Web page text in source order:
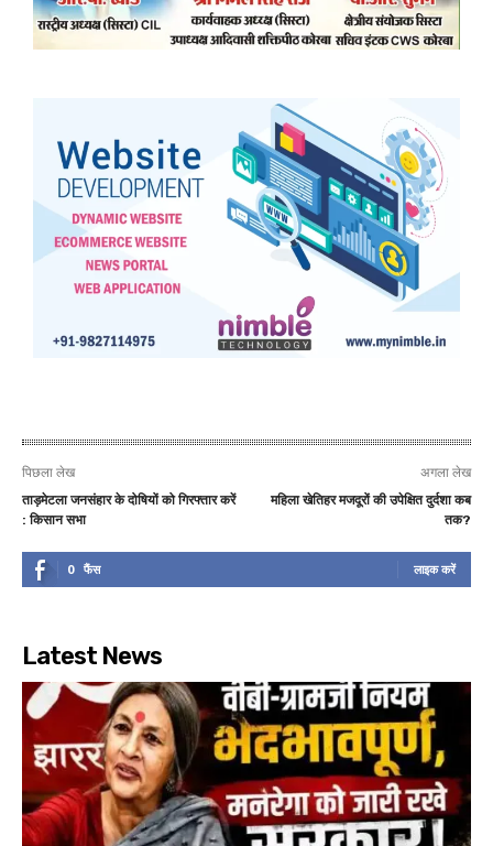
पिछला लेख
ताड़मेटला जनसंहार के दोषियों को गिरफ्तार करें
: किसान सभा
अगला लेख
महिला खेतिहर मजदूरों की उपेक्षित दुर्दशा कब
तक?
0 फैंस लाइक करें
Latest News